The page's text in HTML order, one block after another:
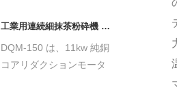
純物が抽出されます。
砕、容量~50g/h、
0.55KW。少量生産の高
級抹茶に最適です。
工業用連続細抹茶粉砕機 ティーボールミルユニット DQM-150
DQM-150 は、11kw 純銅
コアリダクションモータ